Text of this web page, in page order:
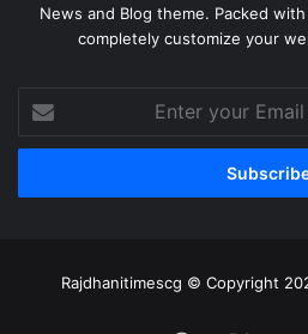
News and Blog theme. Packed
completely customize your
your
Email
Rajdhanitimescg © Copyright